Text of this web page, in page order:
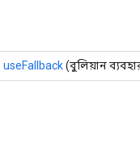
useFallback(বুলিয়ান